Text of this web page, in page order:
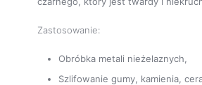
Zastosowanie:
Obróbka metali nieżelaznych,
Szlifowanie gumy, kamienia,